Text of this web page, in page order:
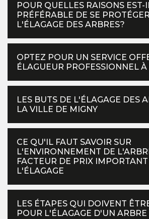
POUR QUELLES RAISONS EST-
PRÉFÉRABLE DE SE
L'ÉLAGAGE DES ARBRES?
OPTEZ POUR UN SERVICE
ÉLAGUEUR PROFESSIONNEL
LES BUTS DE L'ÉLAGAGE DES
LA VILLE DE MIGNY
CE QU'IL FAUT SAVOIR SUR
L'ENVIRONNEMENT DE
FACTEUR DE PRIX
L'ÉLAGAGE
LES ÉTAPES QUI DOIVENT
POUR L'ÉLAGAGE D'UN ARBRE